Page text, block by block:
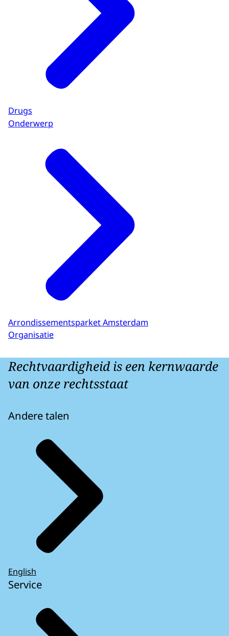
Drugs
Onderwerp
Arrondissementsparket Amsterdam
Organisatie
Rechtvaardigheid is een kernwaarde
van onze rechtsstaat
Andere talen
English
Service